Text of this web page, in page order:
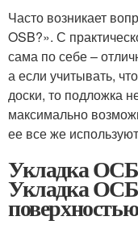
Часто возникает
OSB?». С
сама по себе –
а если учитывать,
доски, то подложка
максимально
ее все же
Укладка
Укладка ОСБ
поверхностью